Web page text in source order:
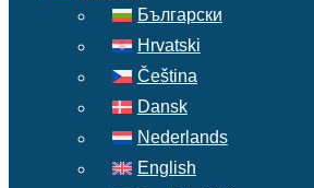
Български
Hrvatski
Čeština
Dansk
Nederlands
English